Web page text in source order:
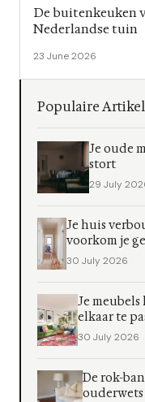
De buitenkeuken
Nederlandse tuin
23 June 2026
Populaire
Je oude
stort
29 July
Je huis
voorkom je
30 July 2026
Je
elkaar te
30 July 2026
De rok-
ouderwets